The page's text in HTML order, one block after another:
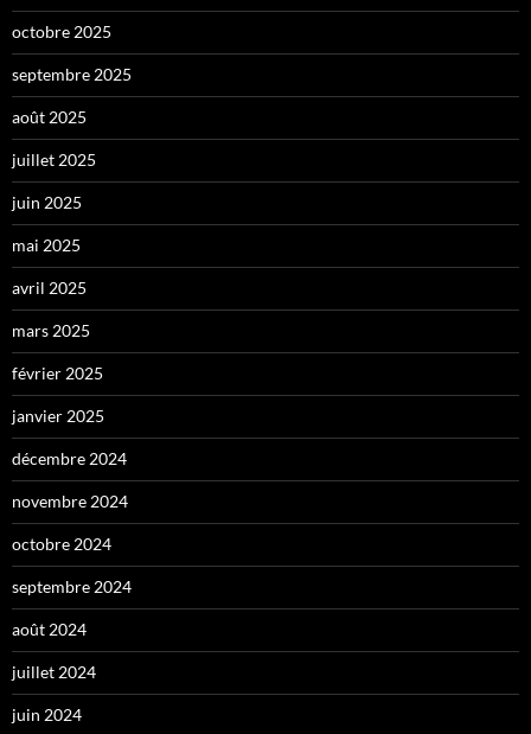
octobre 2025
septembre 2025
août 2025
juillet 2025
juin 2025
mai 2025
avril 2025
mars 2025
février 2025
janvier 2025
décembre 2024
novembre 2024
octobre 2024
septembre 2024
août 2024
juillet 2024
juin 2024